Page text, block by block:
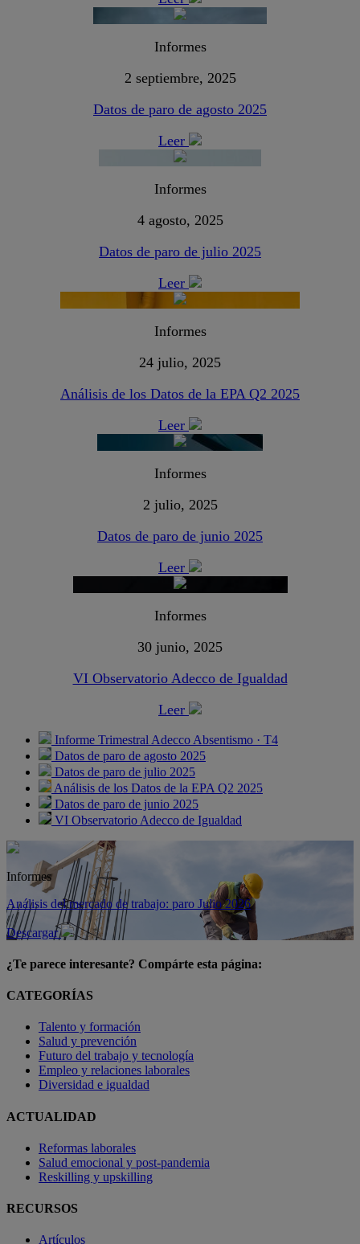
Informes
2 septiembre, 2025
Datos de paro de agosto 2025
Leer
Informes
4 agosto, 2025
Datos de paro de julio 2025
Leer
Informes
24 julio, 2025
Análisis de los Datos de la EPA Q2 2025
Leer
Informes
2 julio, 2025
Datos de paro de junio 2025
Leer
Informes
30 junio, 2025
VI Observatorio Adecco de Igualdad
Leer
Informe Trimestral Adecco Absentismo · T4
Datos de paro de agosto 2025
Datos de paro de julio 2025
Análisis de los Datos de la EPA Q2 2025
Datos de paro de junio 2025
VI Observatorio Adecco de Igualdad
Informes
Análisis del mercado de trabajo: paro Julio 2026
Descargar
¿Te parece interesante? Compárte esta página:
CATEGORÍAS
Talento y formación
Salud y prevención
Futuro del trabajo y tecnología
Empleo y relaciones laborales
Diversidad e igualdad
ACTUALIDAD
Reformas laborales
Salud emocional y post-pandemia
Reskilling y upskilling
RECURSOS
Artículos